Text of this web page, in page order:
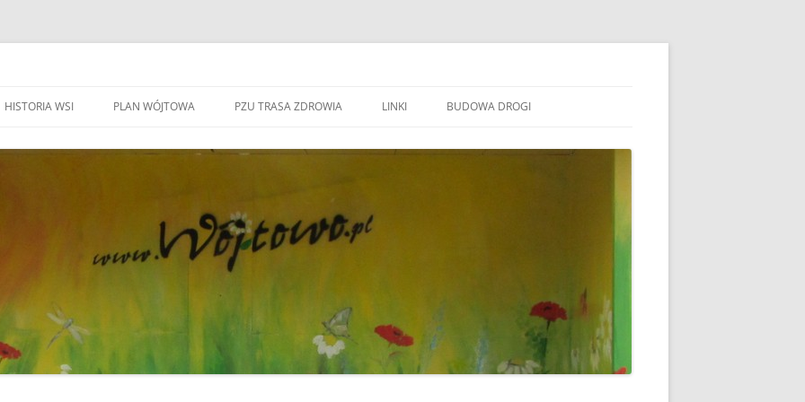
ŚMIECI
HISTORIA WSI
KAPLICZKI I KRZYŻE W WÓJTOWIE
ZWIĄZANI Z WÓJOWEM
BO JESTEM STĄD
PLAN WÓJTOWA PZU TRASA ZDROWIA LINKI
OLSZTYN
GMINA BARCZEWO DYŻURY RADNYCH
BUDOWA DROGI